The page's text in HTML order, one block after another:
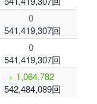
0
541,419,307回
0
541,419,307回
+ 1,064,782
542,484,089回